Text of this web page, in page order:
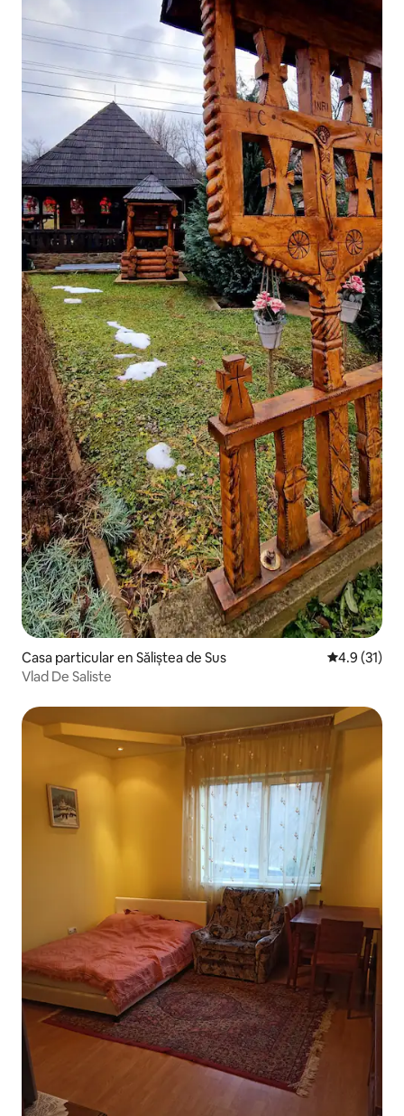
Casa particular en Săliștea de Sus Calificación
4.9 (31)
Vlad De Saliste